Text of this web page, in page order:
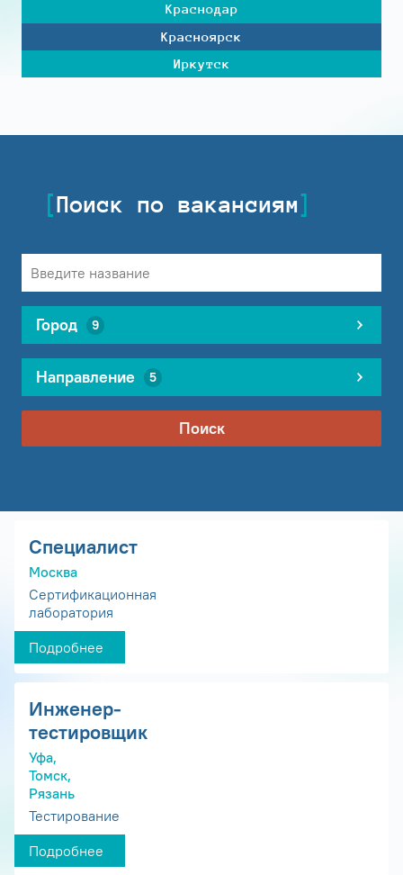
Краснодар
Красноярск
Иркутск
Поиск по вакансиям
Город 9
Направление 5
Поиск
Специалист
Москва
Сертификационная
лаборатория
Подробнее
Инженер-
тестировщик
Уфа,
Томск,
Рязань
Тестирование
Подробнее